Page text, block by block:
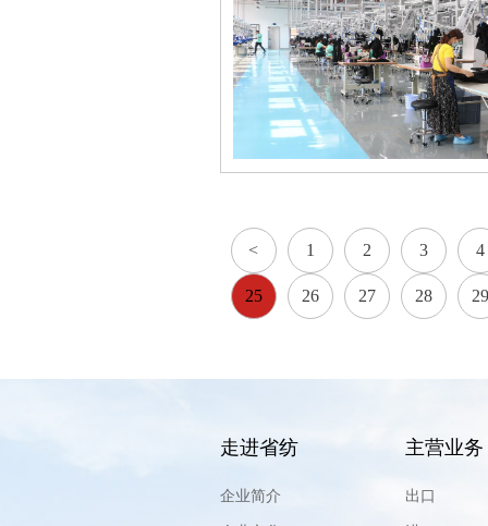
< 1 2 3 4
25 26 27 28 29
走进省纺
企业简介
主营业务
出口